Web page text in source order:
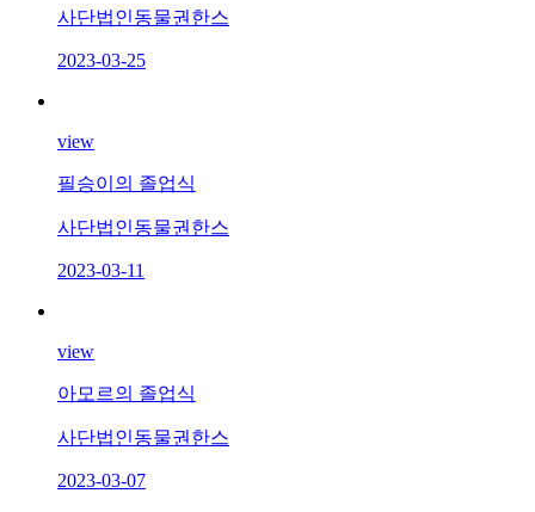
사단법인동물권한스
2023-03-25
view
필승이의 졸업식
사단법인동물권한스
2023-03-11
view
아모르의 졸업식
사단법인동물권한스
2023-03-07